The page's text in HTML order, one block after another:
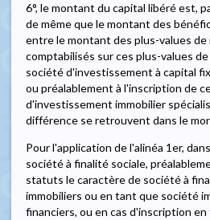
6°, le montant du capital libéré est,
de même que le montant des
entre le montant des plus-values
comptabilisés sur ces plus-values
société d'investissement à capital
ou préalablement à l'inscription de
d'investissement immobilier
différence se retrouvent dans le
Pour l'application de l'alinéa 1er,
société à finalité sociale,
statuts le caractère de société à
immobiliers ou en tant que société
financiers, ou en cas d'inscription